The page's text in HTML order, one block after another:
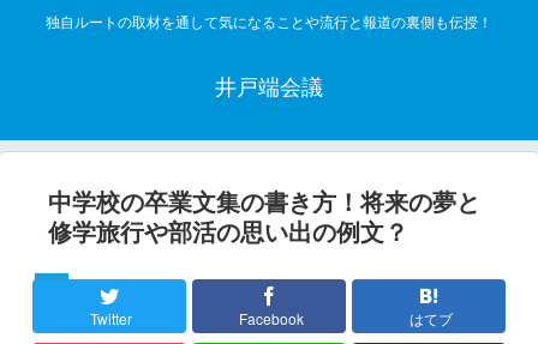
独自ルートの取材を通して気になることや流行と報道の裏側も伝授！
井戸端会議
中学校の卒業文集の書き方！将来の夢と
修学旅行や部活の思い出の例文？
Twitter Facebook はてブ